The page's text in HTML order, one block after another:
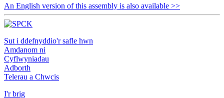
An English version of this assembly is also available >>
Sut i ddefnyddio'r safle hwn
Amdanom ni
Cyflwyniadau
Adborth
Telerau a Chwcis
I'r brig